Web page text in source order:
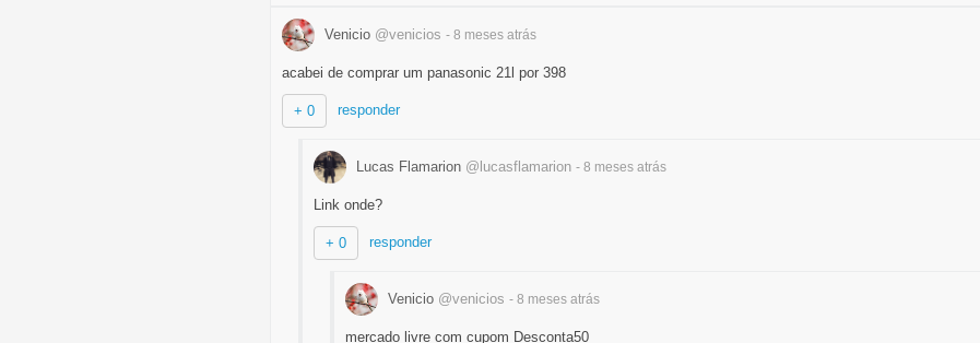
Venicio @venicios - 8 meses atrás
acabei de comprar um panasonic 21l por 398
+ 0 responder
Lucas Flamarion @lucasflamarion - 8 meses atrás
Link onde?
+ 0 responder
Venicio @venicios - 8 meses atrás
mercado livre com cupom Desconta50